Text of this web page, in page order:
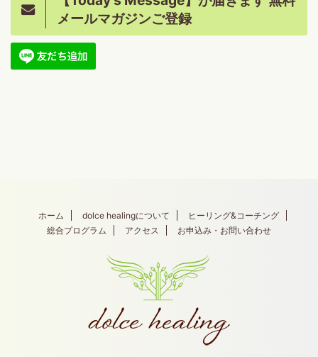
メールマガジンご登録
ホーム dolce healingについて
ヒーリング&コーチング
総合プログラム
アクセス お申込み・お問い合わせ